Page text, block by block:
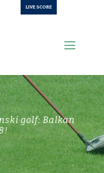
LIVE SCORE
golf: Balkan